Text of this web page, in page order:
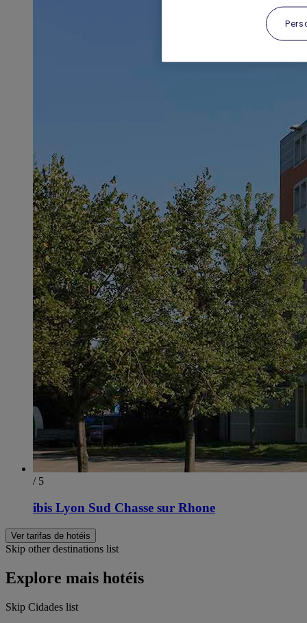
/ 5
ibis Lyon Sud Chasse sur Rhone
Ver tarifas de hotéis
Skip other destinations list
Explore mais hotéis
Skip Cidades list